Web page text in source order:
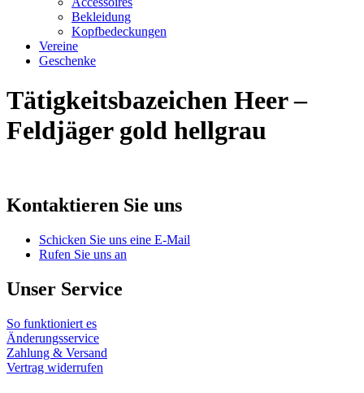
Bekleidung
Kopfbedeckungen
Vereine
Geschenke
Tätigkeitsbazeichen Heer –
Feldjäger gold hellgrau
Kontaktieren Sie uns
Schicken Sie uns eine E-Mail
Rufen Sie uns an
Unser Service
So funktioniert es
Änderungsservice
Zahlung & Versand
Vertrag widerrufen